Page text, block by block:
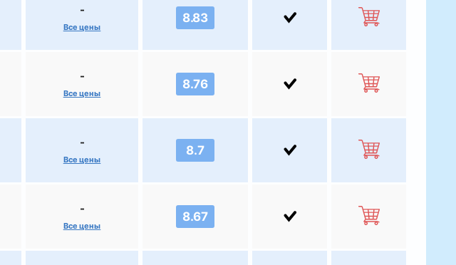
-
Все цены
8.83
-
Все цены
8.76
-
Все цены
8.7
-
Все цены
8.67